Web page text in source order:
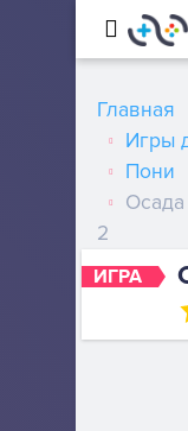
ИГРА
Главная
Игры
Пони
Осада
2